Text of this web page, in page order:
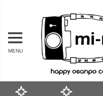
MENU